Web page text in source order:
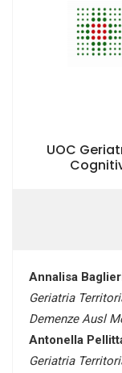
UOC
Annalisa
Geriatria
Demenze Ausl
Antonella
Geriatria